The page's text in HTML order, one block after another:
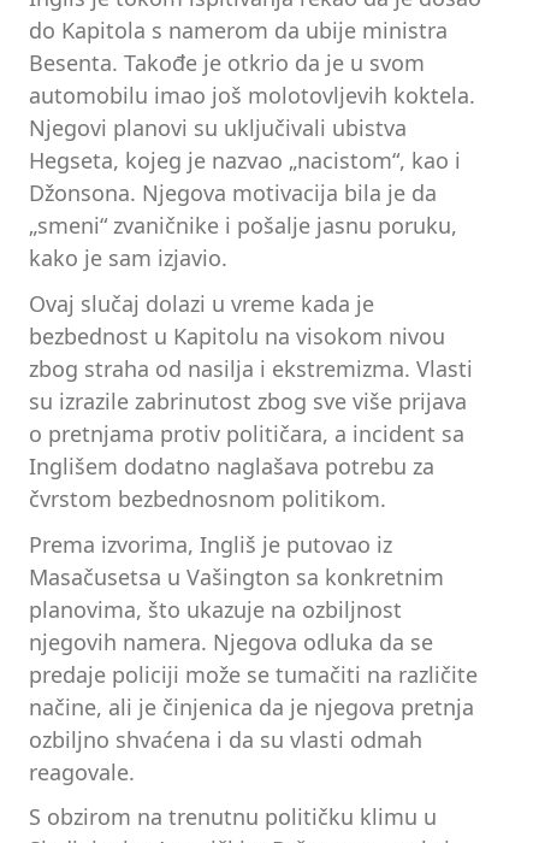
do Kapitola s namerom da ubije ministra
Besenta. Takođe je otkrio da je u svom
automobilu imao još molotovljevih koktela.
Njegovi planovi su uključivali ubistva
Hegseta, kojeg je nazvao „nacistom“, kao i
Džonsona. Njegova motivacija bila je da
„smeni“ zvaničnike i pošalje jasnu poruku,
kako je sam izjavio.
Ovaj slučaj dolazi u vreme kada je
bezbednost u Kapitolu na visokom nivou
zbog straha od nasilja i ekstremizma. Vlasti
su izrazile zabrinutost zbog sve više prijava
o pretnjama protiv političara, a incident sa
Inglišem dodatno naglašava potrebu za
čvrstom bezbednosnom politikom.
Prema izvorima, Ingliš je putovao iz
Masačusetsa u Vašington sa konkretnim
planovima, što ukazuje na ozbiljnost
njegovih namera. Njegova odluka da se
predaje policiji može se tumačiti na različite
načine, ali je činjenica da je njegova pretnja
ozbiljno shvaćena i da su vlasti odmah
reagovale.
S obzirom na trenutnu političku klimu u